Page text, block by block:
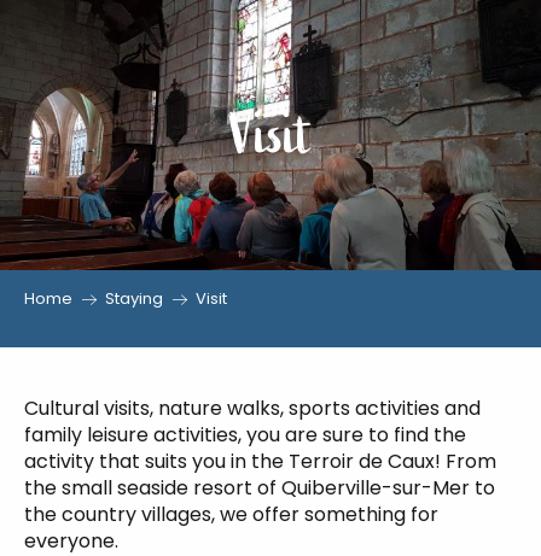
contenu
principal
Visit
Home Staying Visit
Cultural visits, nature walks, sports activities and
family leisure activities, you are sure to find the
activity that suits you in the Terroir de Caux! From
the small seaside resort of Quiberville-sur-Mer to
the country villages, we offer something for
everyone.